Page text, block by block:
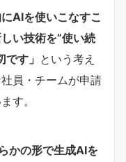
にAIを使いこなすこ
い技術を”使い続
す」 という考え
員・チームが申請
す。
かの形で生成AIを